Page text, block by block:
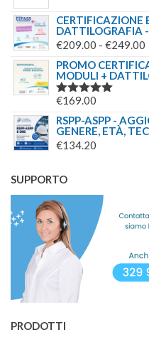
CERTIFICAZIONE
DATTILOGRAFIA
€209.00 - €249.00
PROMO
MODULI +
VALUTATO
€169.00
RSPP-ASPP -
GENERE, ETÀ,
€134.20
SUPPORTO
PRODOTTI